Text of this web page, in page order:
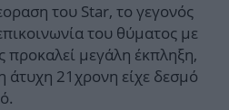
του Star, το γεγονός
του θύματος με
προκαλεί μεγάλη έκπληξη,
άτυχη 21χρονη είχε δεσμό